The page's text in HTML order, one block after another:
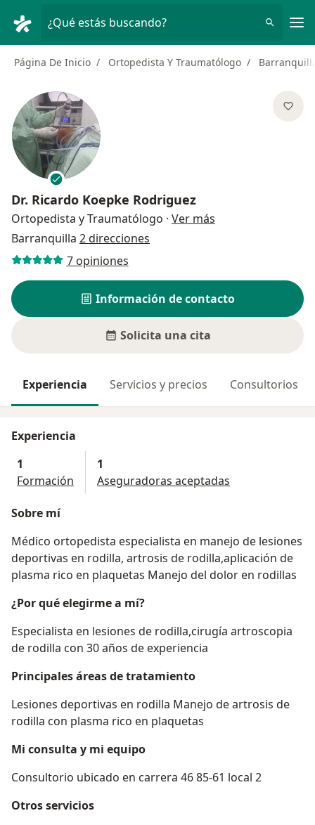
¿Qué estás buscando?
Página De Inicio Ortopedista Y Traumatólogo
Dr. Ricardo Koepke Rodriguez
Ortopedista y Traumatólogo · Ver más
Barranquilla 2 direcciones
7 opiniones
Información de contacto
Solicita una cita
Experiencia Servicios y precios Consultorios
Experiencia
1
Formación
1
Aseguradoras aceptadas
Sobre mí
Médico ortopedista especialista en manejo de lesiones
deportivas en rodilla, artrosis de rodilla,aplicación de
plasma rico en plaquetas Manejo del dolor en rodillas
¿Por qué elegirme a mí?
Especialista en lesiones de rodilla,cirugía artroscopia
de rodilla con 30 años de experiencia
Principales áreas de tratamiento
Lesiones deportivas en rodilla Manejo de artrosis de
rodilla con plasma rico en plaquetas
Mi consulta y mi equipo
Consultorio ubicado en carrera 46 85-61 local 2
Otros servicios